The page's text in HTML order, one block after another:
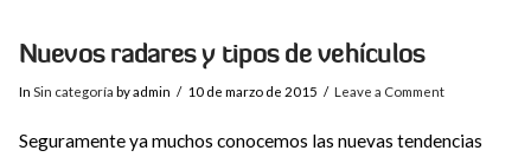
Nuevos radares y tipos de vehículos
In Sin categoría by admin 10 de marzo de 2015 Leave a Comment
Seguramente ya muchos conocemos las nuevas tendencias